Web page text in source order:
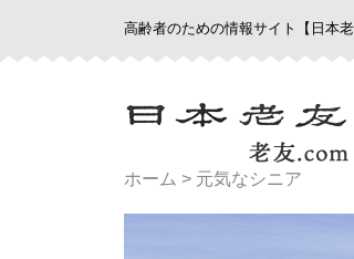
高齢者のための情報サイト【日本老
ホーム > 元気なシニア